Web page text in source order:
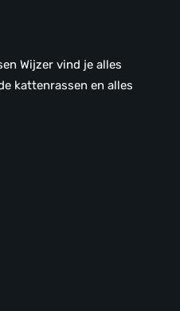
Wijzer vind je alles
kattenrassen en alles